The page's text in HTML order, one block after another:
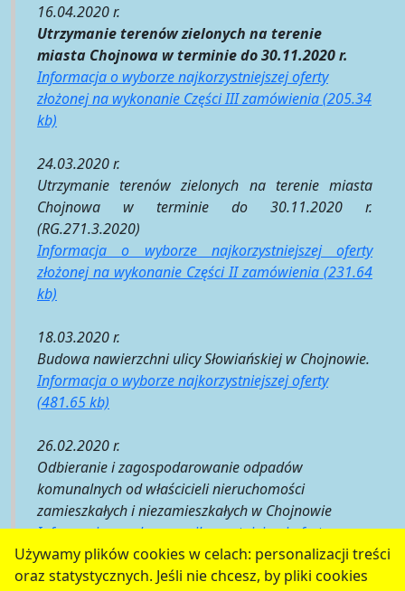
Używamy plików cookies w celach: personalizacji treści
oraz statystycznych. Jeśli nie chcesz, by pliki cookies
16.04.2020 r.
Utrzymanie terenów zielonych na terenie
miasta Chojnowa w terminie do 30.11.2020 r.
Informacja o wyborze najkorzystniejszej oferty
złożonej na wykonanie Części III zamówienia (205.34
kb)
24.03.2020 r.
Utrzymanie terenów zielonych na terenie miasta
Chojnowa w terminie do 30.11.2020 r.
(RG.271.3.2020)
Informacja o wyborze najkorzystniejszej oferty
złożonej na wykonanie Części II zamówienia (231.64
kb)
18.03.2020 r.
Budowa nawierzchni ulicy Słowiańskiej w Chojnowie.
Informacja o wyborze najkorzystniejszej oferty
(481.65 kb)
26.02.2020 r.
Odbieranie i zagospodarowanie odpadów
komunalnych od właścicieli nieruchomości
zamieszkałych i niezamieszkałych w Chojnowie
Informacja o wyborze najkorzystniejszej oferty
(290.96 kb)